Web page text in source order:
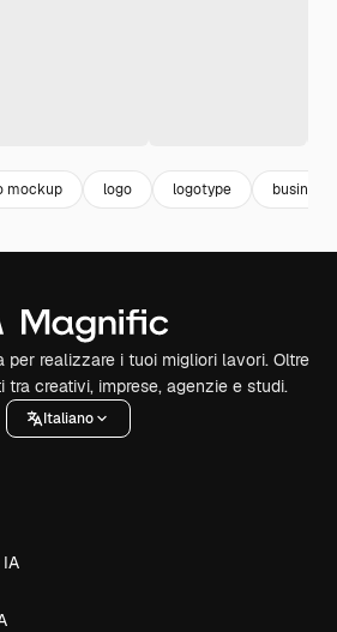
mockup logo logotype business
per realizzare i tuoi migliori lavori. Oltre
tra creativi, imprese, agenzie e studi.
Italiano